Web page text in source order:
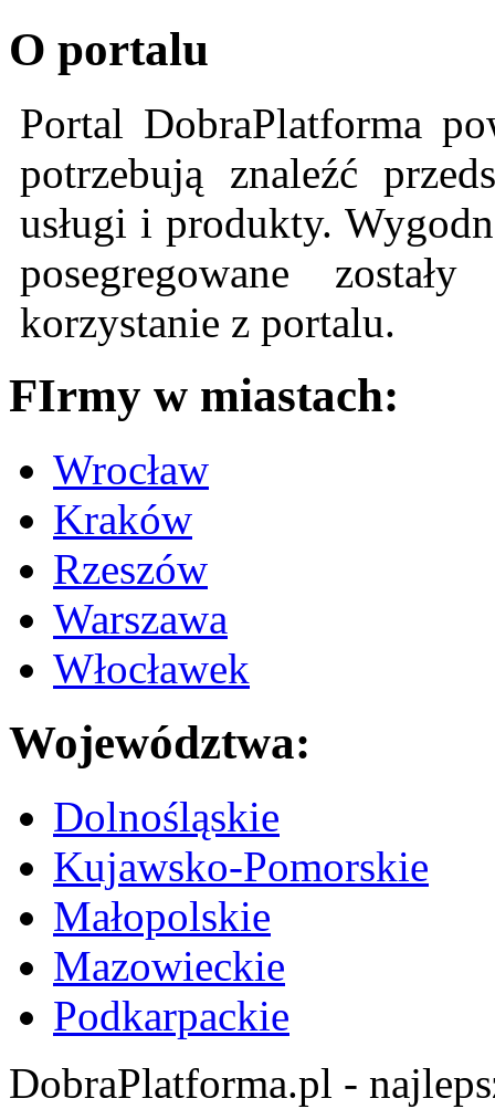
O portalu
Portal DobraPlatforma
potrzebują znaleźć
usługi i produkty.
posegregowane
korzystanie z portalu.
FIrmy w miastach:
Wrocław
Kraków
Rzeszów
Warszawa
Włocławek
Województwa:
Dolnośląskie
Kujawsko-Pomorskie
Małopolskie
Mazowieckie
Podkarpackie
DobraPlatforma.pl -